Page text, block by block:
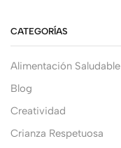
CATEGORÍAS
Alimentación Saludable
Blog
Creatividad
Crianza Respetuosa